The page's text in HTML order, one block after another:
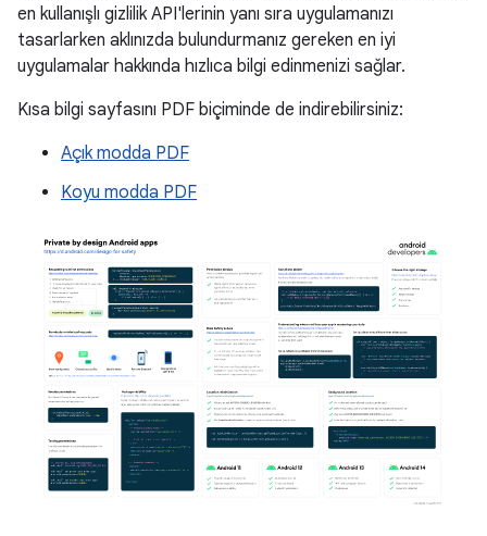
en kullanışlı gizlilik API'lerinin yanı sıra uygulamanızı
tasarlarken aklınızda bulundurmanız gereken en iyi
uygulamalar hakkında hızlıca bilgi edinmenizi sağlar.
Kısa bilgi sayfasını PDF biçiminde de indirebilirsiniz:
Açık modda PDF
Koyu modda PDF